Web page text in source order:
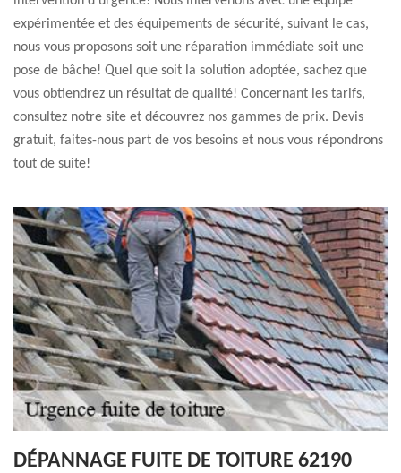
expérimentée et des équipements de sécurité, suivant le cas,
nous vous proposons soit une réparation immédiate soit une
pose de bâche! Quel que soit la solution adoptée, sachez que
vous obtiendrez un résultat de qualité! Concernant les tarifs,
consultez notre site et découvrez nos gammes de prix. Devis
gratuit, faites-nous part de vos besoins et nous vous répondrons
tout de suite!
DÉPANNAGE FUITE DE TOITURE 62190